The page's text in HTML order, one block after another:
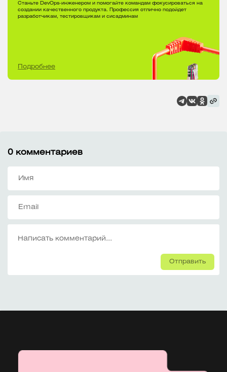
Станьте DevOps-инженером и помогайте командам фокусироваться на
создании качественного продукта. Профессия отлично подойдет
разработчикам, тестировщикам и сисадминам
Подробнее
0 комментариев
Отправить